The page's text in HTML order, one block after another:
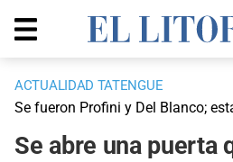
ACTUALIDAD TATENGUE
Se fueron Profini y Del Blanco;
Se abre una puerta